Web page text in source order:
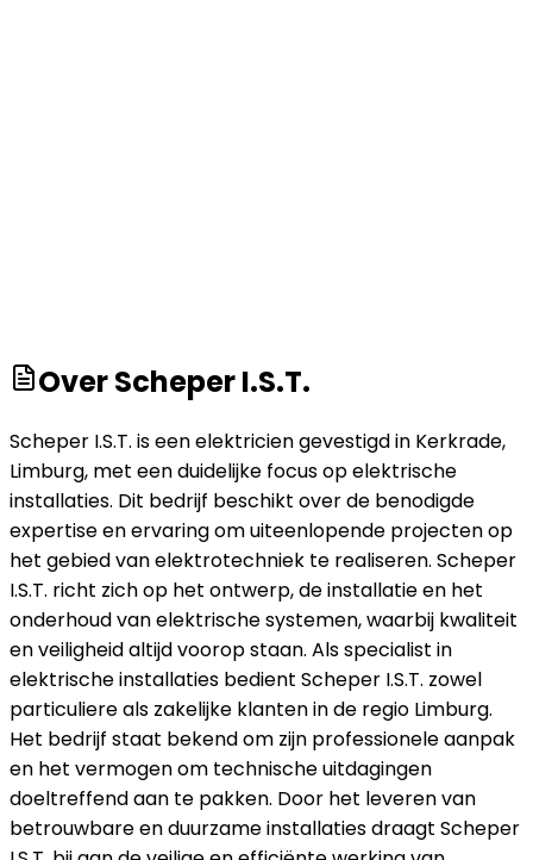
OverScheper I.S.T.
Scheper I.S.T. is een elektricien gevestigd in Kerkrade,
Limburg, met een duidelijke focus op elektrische
installaties. Dit bedrijf beschikt over de benodigde
expertise en ervaring om uiteenlopende projecten op
het gebied van elektrotechniek te realiseren. Scheper
I.S.T. richt zich op het ontwerp, de installatie en het
onderhoud van elektrische systemen, waarbij kwaliteit
en veiligheid altijd voorop staan. Als specialist in
elektrische installaties bedient Scheper I.S.T. zowel
particuliere als zakelijke klanten in de regio Limburg.
Het bedrijf staat bekend om zijn professionele aanpak
en het vermogen om technische uitdagingen
doeltreffend aan te pakken. Door het leveren van
betrouwbare en duurzame installaties draagt Scheper